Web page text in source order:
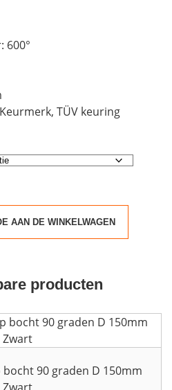
600°
TÜV keuring
AAN DE WINKELWAGEN
producten
bocht 90 graden D 150mm